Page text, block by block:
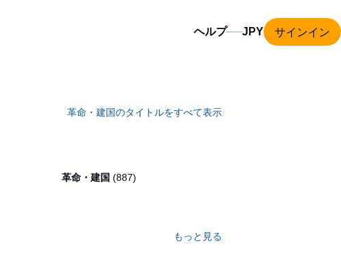
ヘルプ サインイン
革命・建国のタイトルをすべて表示
革命・建国 (887)
もっと見る